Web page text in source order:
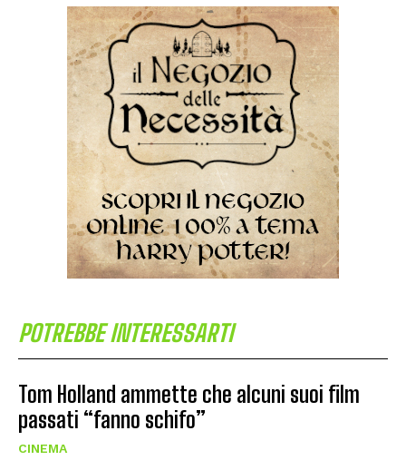
POTREBBE INTERESSARTI
Tom Holland ammette che alcuni suoi film
passati “fanno schifo”
CINEMA